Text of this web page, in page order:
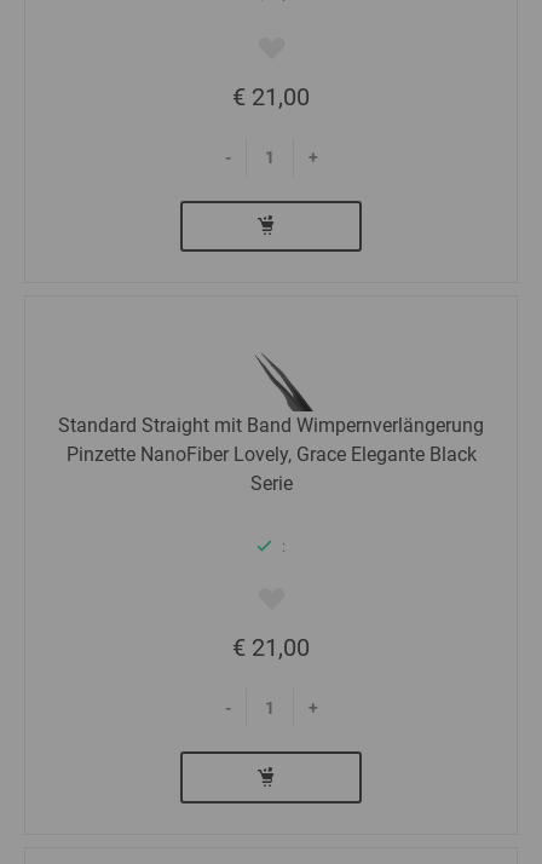
€ 21,00
- +
Standard Straight mit Band Wimpernverlängerung
Pinzette NanoFiber Lovely, Grace Elegante Black
Serie
:
€ 21,00
- +